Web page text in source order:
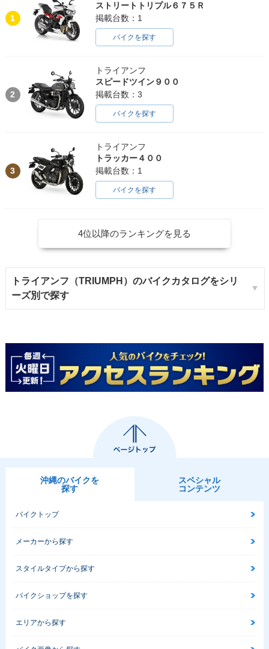
1
ストリートトリプル６７５Ｒ
掲載台数：1
バイクを探す
2
トライアンフ
スピードツイン９００
掲載台数：3
バイクを探す
3
トライアンフ
トラッカー４００
掲載台数：1
バイクを探す
4位以降のランキングを見る
トライアンフ（TRIUMPH）のバイクカタログをシリ
ーズ別で探す
沖縄のバイクを
探す
スペシャル
コンテンツ
バイクトップ
メーカーから探す
スタイルタイプから探す
バイクショップを探す
エリアから探す